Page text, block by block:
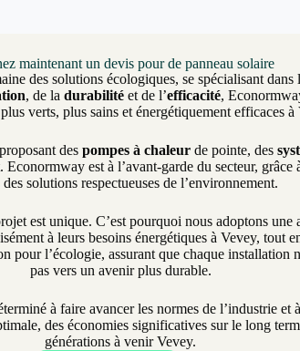
maintenant un devis pour de panneau solaire
des solutions écologiques, se spécialisant
, de la durabilitéet de l’efficacité,
verts, plus sains et énergétiquement efficaces à
des pompes à chaleurde pointe, des
est à l’avant-garde du secteur, grâce
des solutions respectueuses de l’environnement.
est unique. C’est pourquoi nous adoptons
à leurs besoins énergétiques à Vevey, tout
l’écologie, assurant que chaque installation
pas vers un avenir plus durable.
à faire avancer les normes de l’industrie
des économies significatives sur le long
générations à venir Vevey.